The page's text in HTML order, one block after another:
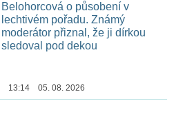
Belohorcová o působení v
lechtivém pořadu. Známý
moderátor přiznal, že ji dírkou
sledoval pod dekou
13:14 05. 08. 2026